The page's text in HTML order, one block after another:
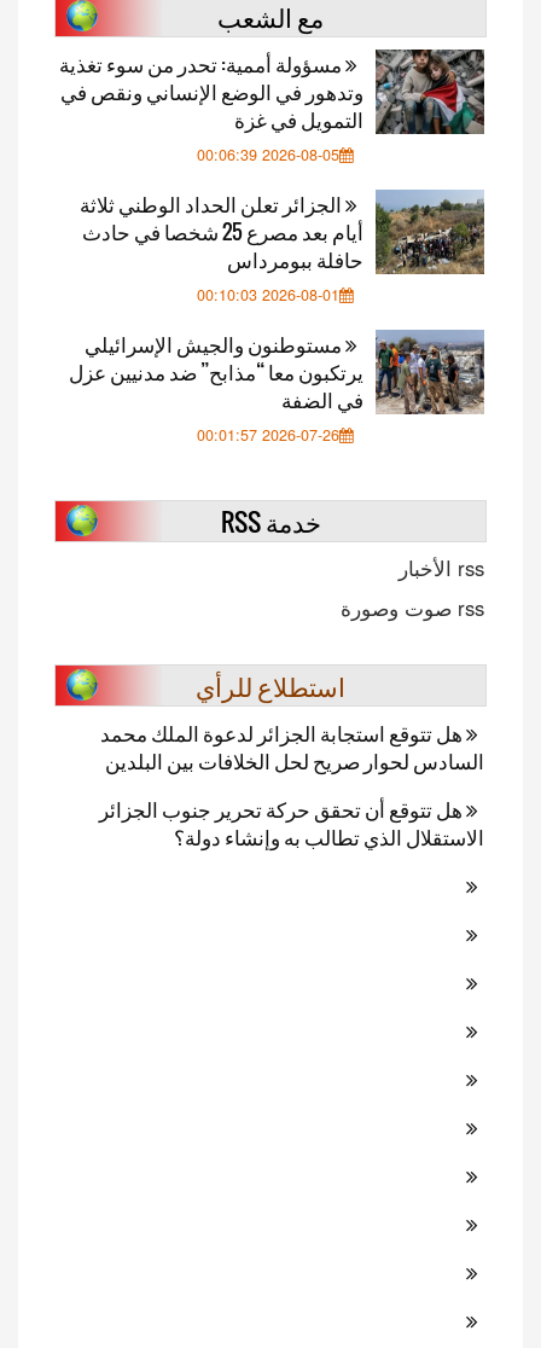
مع الشعب
مسؤولة أممية: تحدر من سوء تغذية
وتدهور في الوضع الإنساني ونقص في
التمويل في غزة
2026-08-05 00:06:39
الجزائر تعلن الحداد الوطني ثلاثة
أيام بعد مصرع 25 شخصا في حادث
حافلة ببومرداس
2026-08-01 00:10:03
مستوطنون والجيش الإسرائيلي
يرتكبون معا “مذابح” ضد مدنيين عزل
في الضفة
2026-07-26 00:01:57
خدمة RSS
rss الأخبار
rss صوت وصورة
استطلاع للرأي
هل تتوقع استجابة الجزائر لدعوة الملك محمد
السادس لحوار صريح لحل الخلافات بين البلدين
هل تتوقع أن تحقق حركة تحرير جنوب الجزائر
الاستقلال الذي تطالب به وإنشاء دولة؟